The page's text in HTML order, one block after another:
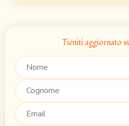
Tieniti aggiornato